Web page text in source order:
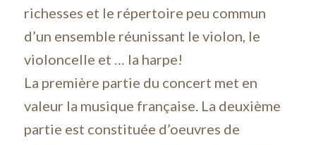
richesses et le répertoire peu commun
d’un ensemble réunissant le violon, le
violoncelle et … la harpe!
La première partie du concert met en
valeur la musique française. La deuxième
partie est constituée d’oeuvres de